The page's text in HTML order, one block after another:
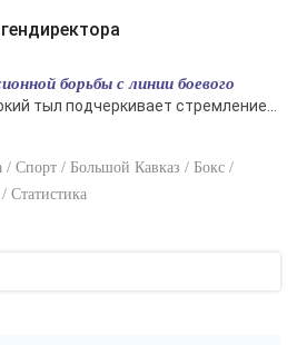
борьбы с линии боевого
тыл подчеркивает стремление...
/ Спорт / Большой Кавказ / Бокс /
Статистика